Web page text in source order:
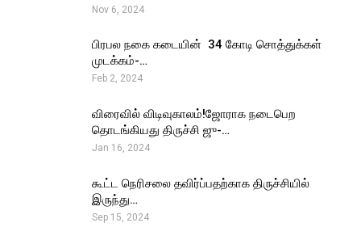
Nov 6, 2024
பிரபல நகை கடையின் ₹ 34 கோடி சொத்துக்கள்
முடக்கம்-…
Feb 2, 2024
விரைவில் விடிவுகாலம்!ஜோராக நடைபெற
தொடங்கியது திருச்சி ஜு-…
Jan 16, 2024
கூட்ட நெரிசலை தவிர்ப்பதற்காக திருச்சியில்
இருந்து…
Sep 15, 2024